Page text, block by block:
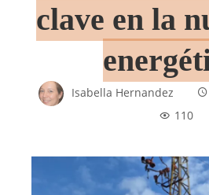
clave en la
Isabella Hernandez
110